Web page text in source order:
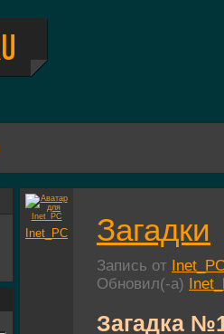
Inet_PC Загадки
Запись от
Обновил(-а)
Загадка